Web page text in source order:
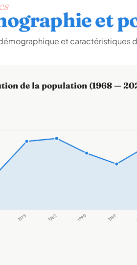
et
et caractéristiques
de la population (1968 —
1975 1982 1990 1999